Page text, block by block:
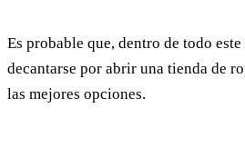
Es probable que, dentro de todo
decantarse por abrir una tienda de
las mejores opciones.